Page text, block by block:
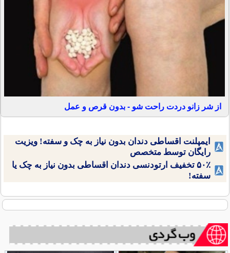
از شر زانو دردت راحت شو - بدون قرص و عمل
ایمپلنت اقساطی دندان بدون نیاز به چک و سفته! ویزیت
رایگان توسط متخصص
۵۰٪ تخفیف ارتودنسی دندان اقساطی بدون نیاز به چک یا
سفته!